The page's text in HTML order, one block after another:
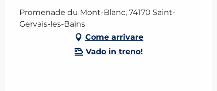
Promenade du Mont-Blanc, 74170 Saint-
Gervais-les-Bains
Come arrivare
Vado in treno!